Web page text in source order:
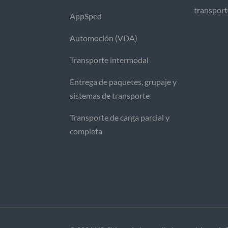
AppSped
Automoción (VDA)
Transporte intermodal
Entrega de paquetes, grupaje y
sistemas de transporte
Transporte de carga parcial y
completa